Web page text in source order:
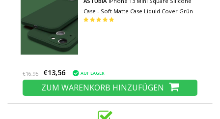
Case - Soft Matte Case Liquid Cover Grün
€16,95 €13,56 AUF LAGER
ZUM WARENKORB HINZUFÜGEN